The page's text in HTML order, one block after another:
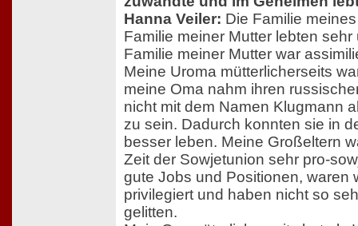
Hanna Veiler: Die Familie
Familie meiner Mutter lebten
Familie meiner Mutter war
Meine Uroma mütterlicherseits
meine Oma nahm ihren
nicht mit dem Namen Klugmann
zu sein. Dadurch konnten sie in
besser leben. Meine Großeltern
Zeit der Sowjetunion sehr pro-
gute Jobs und Positionen, waren
privilegiert und haben nicht so
gelitten.